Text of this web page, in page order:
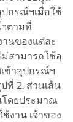
ปกรณ์ฯเมื่อใช้
ตามที่
านของแต่ละ
ม่สามารถใช้อุ
ข้าอุปกรณ์ฯ
ที่ 2. ส่วนเส้น
โดยประมาณ
งาน เจ้าของ